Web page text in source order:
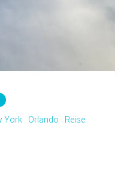
York Orlando
Reise